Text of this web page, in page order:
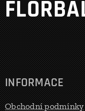
INFORMACE
Obchodní podmínky